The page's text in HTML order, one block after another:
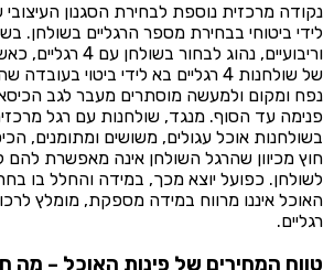
נקודה מרכזית נוספת לבחירת הסגנון
לידי ביטוחי בבחירת מספר הרגליים בשולחן.
וריבועיים, נהוג
של שולחנות 4 רגליים בא לידי ביטוי
נפח ומקום ולמעשה מוסתרים מעבר לגב
פנימה עד הסוף. מנגד, שולחנות עם רגל
בשולחנות אוכל עגולים, משושים ומתומנים,
חוץ מכיוון שהרגל השולחן אינה מאפשרת
לשולחן. כפועל יוצא מכך, במידה והחלל בו
רגליים.
טווח המחירים של פינות האוכל –